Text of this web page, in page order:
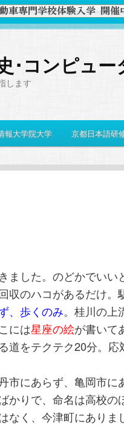
･コンピュー
します
報大学院大学 京都日本語研
ました。のどかでいい
収のハコがあるだけ。
、歩くのみ。桂川の上
には星座の絵が書いて
道をテクテク20分。
市にあらず、亀岡市に
かりで、命名は高校の
なく、今津町にありま